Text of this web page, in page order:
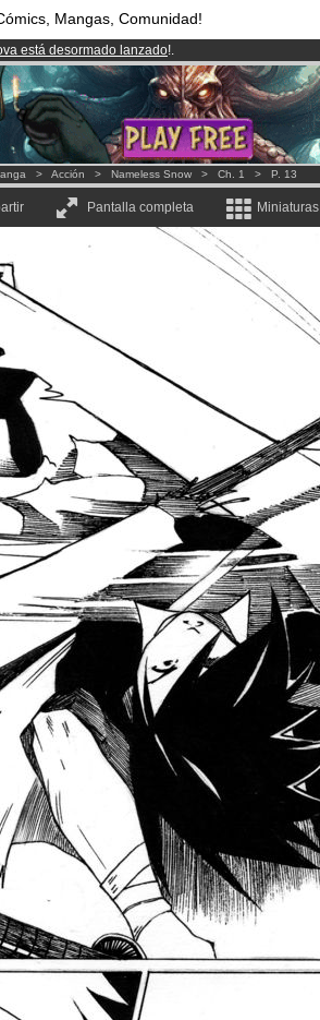
Mangas, Comunidad!
está desormado lanzado!.
por3.95 eurosal mes!Hazte Premium ya
miembrosy 1208 Cómics y Mangas!.
> Acción > Nameless Snow > Ch. 1 > P. 13
Pantalla completa Miniaturas